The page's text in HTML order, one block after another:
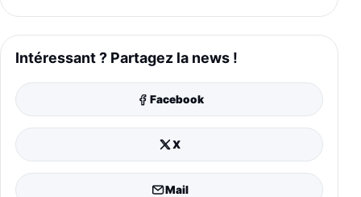
Intéressant ? Partagez la news !
Facebook
X
Mail